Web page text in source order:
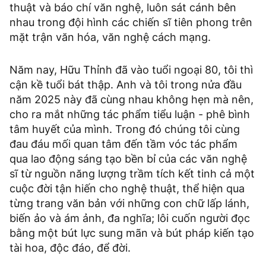
thuật và báo chí văn nghệ, luôn sát cánh bên
nhau trong đội hình các chiến sĩ tiên phong trên
mặt trận văn hóa, văn nghệ cách mạng.
Năm nay, Hữu Thỉnh đã vào tuổi ngoại 80, tôi thì
cận kề tuổi bát thập. Anh và tôi trong nửa đầu
năm 2025 này đã cùng nhau không hẹn mà nên,
cho ra mắt những tác phẩm tiểu luận - phê bình
tâm huyết của mình. Trong đó chúng tôi cùng
đau đáu mối quan tâm đến tầm vóc tác phẩm
qua lao động sáng tạo bền bỉ của các văn nghệ
sĩ từ nguồn năng lượng trầm tích kết tinh cả một
cuộc đời tận hiến cho nghệ thuật, thể hiện qua
từng trang văn bản với những con chữ lấp lánh,
biến ảo và ám ảnh, đa nghĩa; lôi cuốn người đọc
bằng một bút lực sung mãn và bút pháp kiến tạo
tài hoa, độc đáo, để đời.